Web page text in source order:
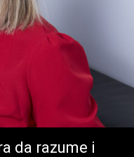
da razume i